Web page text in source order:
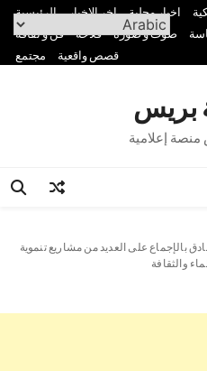
اخبار محلية اخر الاخبار
الرئيسية
صوت و صورة فلاحة
فن و ثقافة
قصص واقعية
مجتمع
بريس
منصة إعلامية
بالإجماع على العديد من مشاريع تنموية
والثقافة